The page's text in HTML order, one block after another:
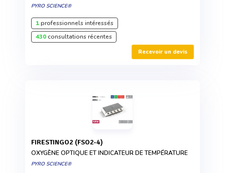
PYRO SCIENCE®
1professionnels intéressés
430consultations récentes
Recevoir un devis
FIRESTINGO2 (FSO2-4)
OXYGÈNE OPTIQUE ET INDICATEUR DE TEMPÉRATURE
PYRO SCIENCE®